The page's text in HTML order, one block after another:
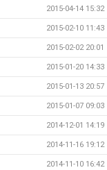
2015-04-14 15:32
2015-02-10 11:43
2015-02-02 20:01
2015-01-20 14:33
2015-01-13 20:57
2015-01-07 09:03
2014-12-01 14:19
2014-11-16 19:12
2014-11-10 16:42